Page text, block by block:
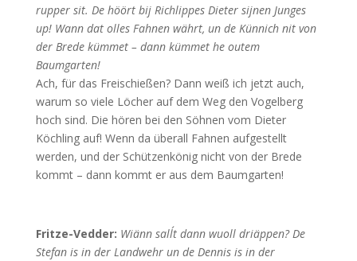
rupper sit. De höört bij Richlippes Dieter sijnen Junges
up! Wann dat olles Fahnen währt, un de Künnich nit von
der Brede kümmet – dann kümmet he outem
Baumgarten!
Ach, für das Freischießen? Dann weiß ich jetzt auch,
warum so viele Löcher auf dem Weg den Vogelberg
hoch sind. Die hören bei den Söhnen vom Dieter
Köchling auf! Wenn da überall Fahnen aufgestellt
werden, und der Schützenkönig nicht von der Brede
kommt – dann kommt er aus dem Baumgarten!
Fritze-Vedder: Wiänn sall´t dann wuoll driäppen? De
Stefan is in der Landwehr un de Dennis is in der